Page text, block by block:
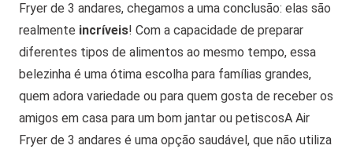
Fryer de 3 andares, chegamos a uma conclusão: elas são
realmente incríveis! Com a capacidade de preparar
diferentes tipos de alimentos ao mesmo tempo, essa
belezinha é uma ótima escolha para famílias grandes,
quem adora variedade ou para quem gosta de receber os
amigos em casa para um bom jantar ou petiscosA Air
Fryer de 3 andares é uma opção saudável, que não utiliza